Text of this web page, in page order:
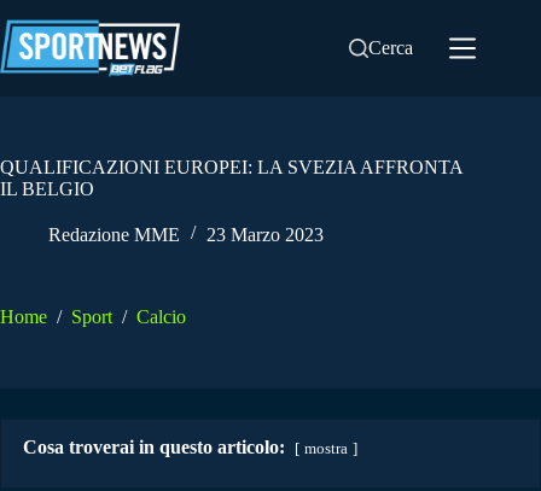
al
contenuto
Cerca
QUALIFICAZIONI EUROPEI: LA SVEZIA AFFRONTA
IL BELGIO
Redazione MME 23 Marzo 2023
Home / Sport / Calcio
Cosa troverai in questo articolo: mostra